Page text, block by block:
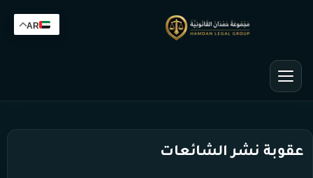
عقوبة نشر الشائعات
AR